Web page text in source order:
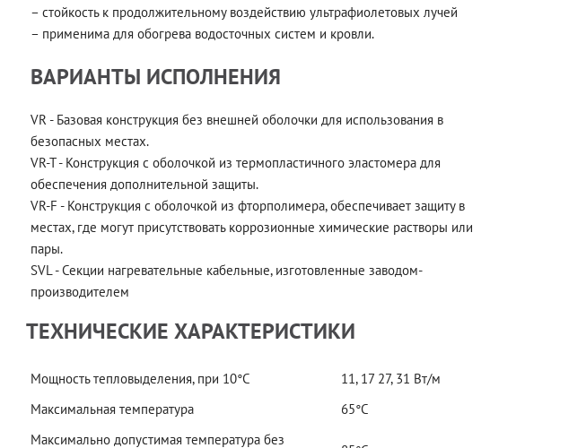
– стойкость к продолжительному воздействию ультрафиолетовых лучей
– применима для обогрева водосточных систем и кровли.
ВАРИАНТЫ ИСПОЛНЕНИЯ
VR - Базовая конструкция без внешней оболочки для использования в
безопасных местах.
VR-T - Конструкция с оболочкой из термопластичного эластомера для
обеспечения дополнительной защиты.
VR-F - Конструкция с оболочкой из фторполимера, обеспечивает защиту в
местах, где могут присутствовать коррозионные химические растворы или
пары.
SVL - Секции нагревательные кабельные, изготовленные заводом-
производителем
ТЕХНИЧЕСКИЕ ХАРАКТЕРИСТИКИ
Мощность тепловыделения, при 10°С
11, 17 27, 31 Вт/м
Максимальная температура
65°С
Максимально допустимая температура без